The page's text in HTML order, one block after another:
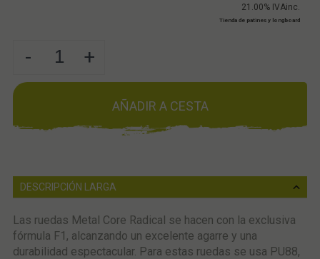
21.00% IVAinc.
Tienda de patines y longboard
- +
AÑADIR A CESTA
DESCRIPCIÓN LARGA
Las ruedas Metal Core Radical se hacen con la exclusiva
fórmula F1, alcanzando un excelente agarre y una
durabilidad espectacular. Para estas ruedas se usa PU88,